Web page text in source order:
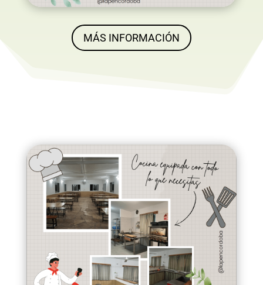
MÁS INFORMACIÓN